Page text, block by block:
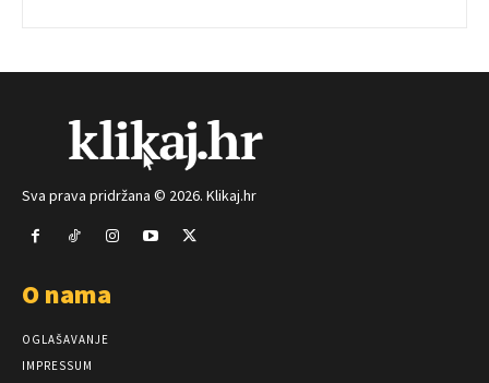
Sva prava pridržana © 2026. Klikaj.hr
O nama
OGLAŠAVANJE
IMPRESSUM